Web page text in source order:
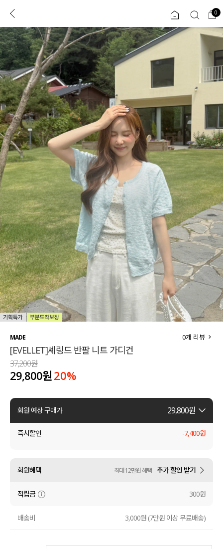
로그인 0
ENG
TW
JP
콘텐츠 리뷰 & 혜택 회원혜택
CATEGORY COMMUNITY
도착보장⚡
인플루언서 pick!
신상 5%
베스트
MADE
세트할인 ~30%
하객룩
살안타템
110사이즈
티셔츠
팬츠
셔츠
원피스
수영복
아우터
ALL
익스클루시브
아우터
티셔츠
니트
블라우스
원피스
팬츠
언더웨어
0
MADE
[EVELLET]셰링드 반팔 니트 가디건
0개 리뷰
37,200원
29,800원20%
회원 예상 구매가 29,800원
즉시할인 -7,400원
회원혜택 최대 12만원 혜택 추가 할인 받기
적립금 300원
배송비 3,000원 (7만원 이상 무료배송)